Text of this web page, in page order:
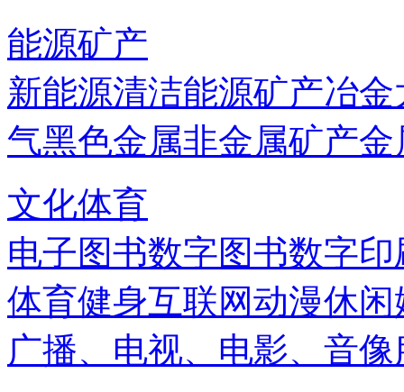
能源矿产
新能源清洁能源矿产冶金
气黑色金属非金属矿产金
文化体育
电子图书数字图书数字印
体育健身互联网动漫休闲
广播、电视、电影、音像